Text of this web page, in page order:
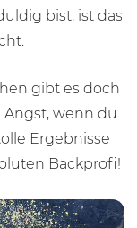
bist, ist das
gibt es doch
Angst, wenn du
Ergebnisse
Backprofi!